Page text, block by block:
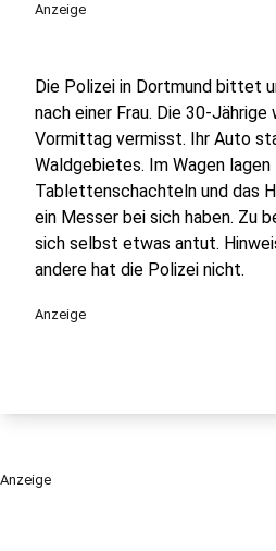
Anzeige
Die Polizei in Dortmund bittet
nach einer Frau. Die 30-
Vormittag vermisst. Ihr Auto
Waldgebietes. Im Wagen lagen
Tablettenschachteln und das
ein Messer bei sich haben. Zu
sich selbst etwas antut.
andere hat die Polizei nicht.
Anzeige
Anzeige